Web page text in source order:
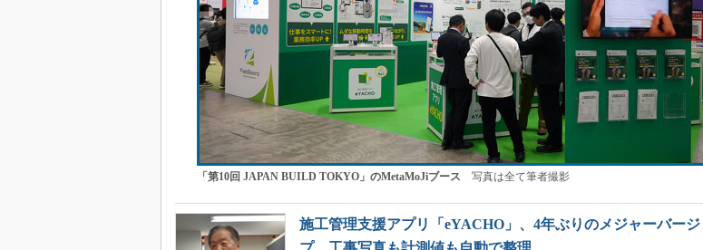
「第10回 JAPAN BUILD TOKYO」のMetaMoJiブース 写真は全て筆者撮影
施工管理支援アプリ「eYACHO」、4年ぶりのメジャーバージ